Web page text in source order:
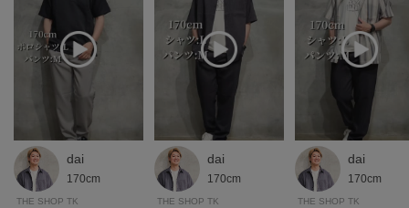
dai
170cm
THE SHOP TK
dai
170cm
THE SHOP TK
dai
170cm
THE SHOP TK